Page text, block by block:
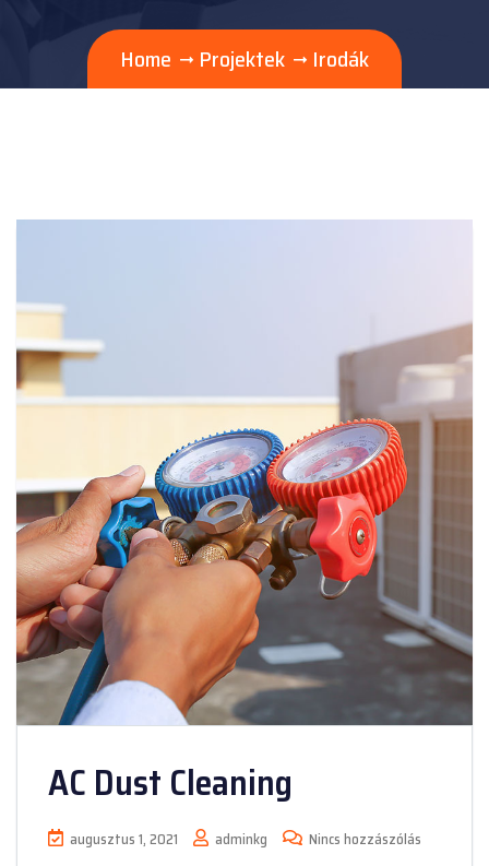
Home Projektek Irodák
AC Dust Cleaning
augusztus 1, 2021 adminkg Nincs hozzászólás